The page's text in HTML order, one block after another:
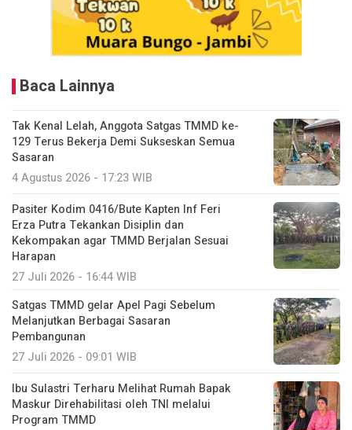
Baca Lainnya
Tak Kenal Lelah, Anggota Satgas TMMD ke-
129 Terus Bekerja Demi Sukseskan Semua
Sasaran
4 Agustus 2026 - 17:23 WIB
Pasiter Kodim 0416/Bute Kapten Inf Feri
Erza Putra Tekankan Disiplin dan
Kekompakan agar TMMD Berjalan Sesuai
Harapan
27 Juli 2026 - 16:44 WIB
Satgas TMMD gelar Apel Pagi Sebelum
Melanjutkan Berbagai Sasaran
Pembangunan
27 Juli 2026 - 09:01 WIB
Ibu Sulastri Terharu Melihat Rumah Bapak
Maskur Direhabilitasi oleh TNI melalui
Program TMMD